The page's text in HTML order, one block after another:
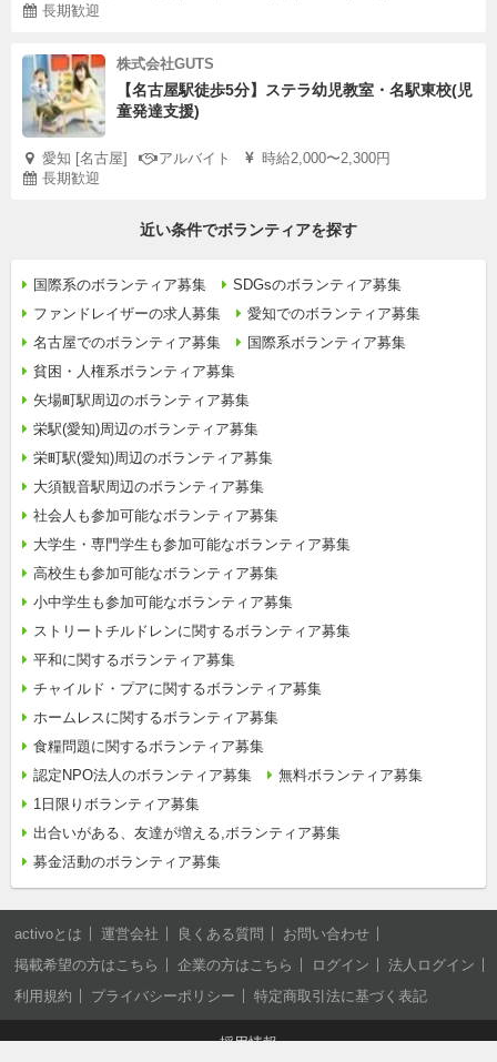
長期歓迎
株式会社GUTS
【名古屋駅徒歩5分】ステラ幼児教室・名駅東校(児
童発達支援)
愛知 [名古屋] アルバイト
時給2,000〜2,300円
長期歓迎
近い条件でボランティアを探す
国際系のボランティア募集
SDGsのボランティア募集
ファンドレイザーの求人募集
愛知でのボランティア募集
名古屋でのボランティア募集
国際系ボランティア募集
貧困・人権系ボランティア募集
矢場町駅周辺のボランティア募集
栄駅(愛知)周辺のボランティア募集
栄町駅(愛知)周辺のボランティア募集
大須観音駅周辺のボランティア募集
社会人も参加可能なボランティア募集
大学生・専門学生も参加可能なボランティア募集
高校生も参加可能なボランティア募集
小中学生も参加可能なボランティア募集
ストリートチルドレンに関するボランティア募集
平和に関するボランティア募集
チャイルド・プアに関するボランティア募集
ホームレスに関するボランティア募集
食糧問題に関するボランティア募集
認定NPO法人のボランティア募集
無料ボランティア募集
1日限りボランティア募集
出合いがある、友達が増える,ボランティア募集
募金活動のボランティア募集
activoとは 運営会社 良くある質問
お問い合わせ
掲載希望の方はこちら
企業の方はこちら ログイン
法人ログイン
利用規約
プライバシーポリシー 特定商取引法に基づく表記
採用情報